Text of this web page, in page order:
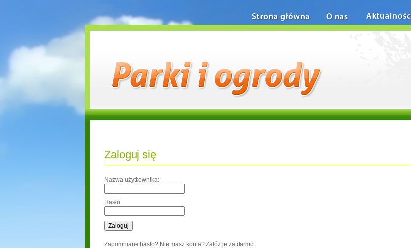
Zaloguj się
Nazwa użytkownika:
Hasło:
Zapomniane hasło? Nie masz konta? Załóż je za darmo
Strona główna O nas Aktualności